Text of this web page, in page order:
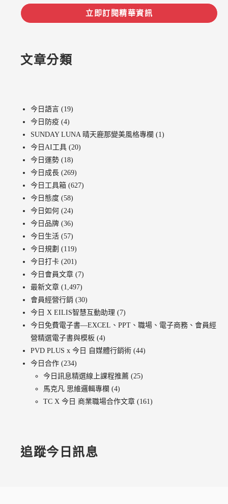
立即訂閱精華資訊
文章分類
今日語言 (19)
今日防疫 (4)
SUNDAY LUNA 晴天鹿那變美風格專欄 (1)
今日AI工具 (20)
今日運勢 (18)
今日成長 (269)
今日工具箱 (627)
今日態度 (58)
今日如何 (24)
今日品牌 (36)
今日生活 (57)
今日規劃 (119)
今日打卡 (201)
今日會員文章 (7)
最新文章 (1,497)
會員經營行銷 (30)
今日 X EILIS智慧互動助理 (7)
今日免費電子書—EXCEL、PPT、職場、電子商務、會員經
營精選電子書與模板 (4)
PVD PLUS x 今日 自媒體行銷術 (44)
今日合作 (234)
今日訊息精選線上課程推薦 (25)
馬克凡 思維邏輯專欄 (4)
TC X 今日 商業職場合作文章 (161)
追蹤今日訊息